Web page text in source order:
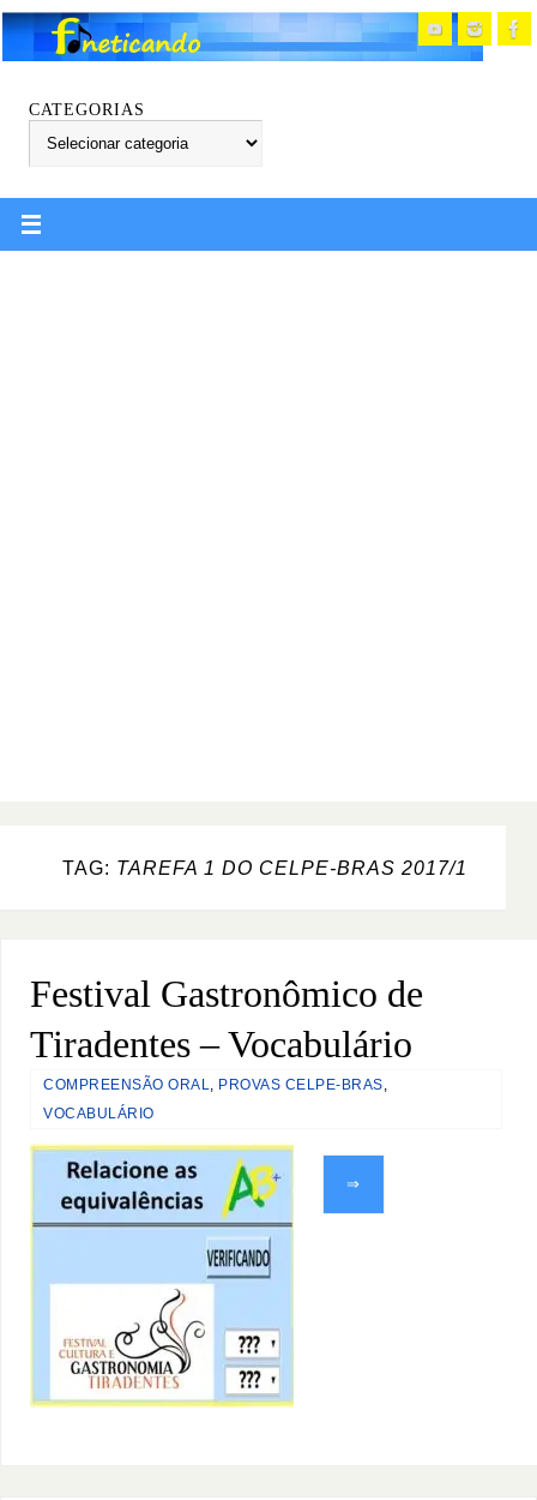
CATEGORIAS
TAG: TAREFA 1 DO CELPE-BRAS 2017/1
Festival Gastronômico de
Tiradentes – Vocabulário
COMPREENSÃO ORAL, PROVAS CELPE-BRAS,
VOCABULÁRIO
⇒